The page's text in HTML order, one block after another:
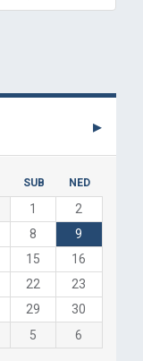
SUB NED
1
2
8
9
15
16
22
23
29
30
5 6